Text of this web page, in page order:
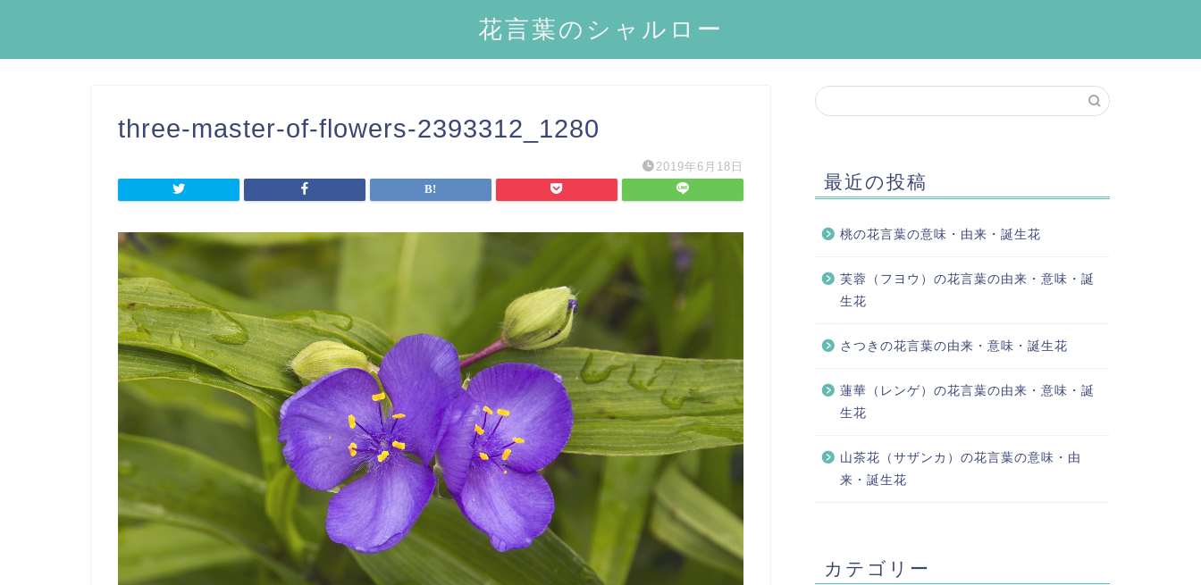
花言葉のシャルロー
three-master-of-flowers-2393312_1280
2019年6月18日
最近の投稿
桃の花言葉の意味・由来・誕生花
芙蓉（フヨウ）の花言葉の由来・意味・誕
生花
さつきの花言葉の由来・意味・誕生花
蓮華（レンゲ）の花言葉の由来・意味・誕
生花
山茶花（サザンカ）の花言葉の意味・由
来・誕生花
カテゴリー